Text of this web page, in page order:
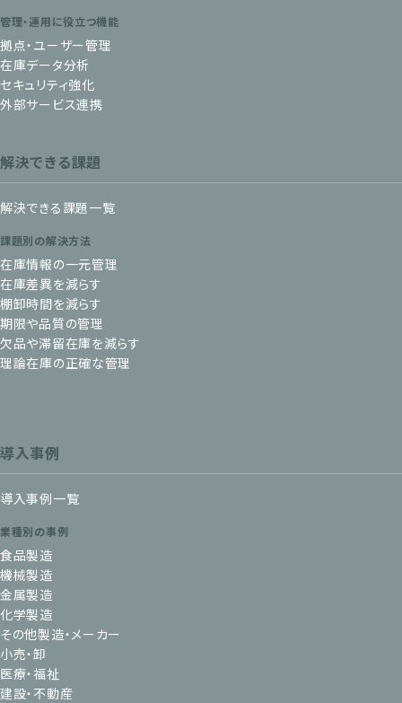
管理・運用に役立つ機能
拠点・ユーザー管理
在庫データ分析
セキュリティ強化
外部サービス連携
解決できる課題
解決できる課題一覧
課題別の解決方法
在庫情報の一元管理
在庫差異を減らす
棚卸時間を減らす
期限や品質の管理
欠品や滞留在庫を減らす
理論在庫の正確な管理
導入事例
導入事例一覧
業種別の事例
食品製造
機械製造
金属製造
化学製造
その他製造・メーカー
小売・卸
医療・福祉
建設・不動産